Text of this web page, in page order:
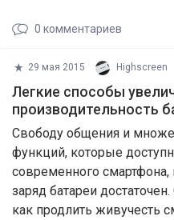
0 комментариев
29 мая 2015 Highscreen
​Легкие способы
производительность
Свободу общения и
функций, которые
современного
заряд батареи
как продлить живучесть